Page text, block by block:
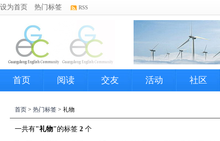
设为首页 热门标签 RSS
首页 阅读 交友 活动 社区
首页 > 热门标签 > 礼物
一共有"礼物"的标签 2 个